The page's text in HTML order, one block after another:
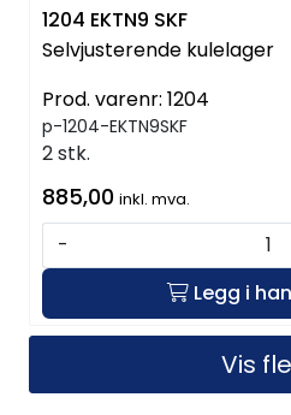
1204 EKTN9 SKF
Selvjusterende kulelager
Prod. varenr: 1204
p-1204-EKTN9SKF
2 stk.
885,00 inkl. mva.
-
Legg i
Vis